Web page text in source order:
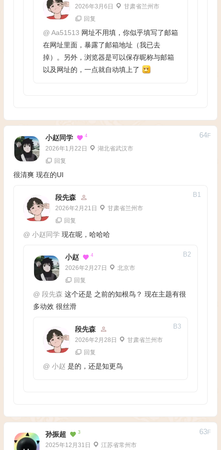
2026年3月6日 甘肃省兰州市
回复
@ Aa51513 网址不用填，你似乎填写了邮箱
在网址里面，暴露了邮箱地址（我已去
掉）。另外，浏览器是可以保存昵称与邮箱
以及网址的，一点就自动填上了
小赵同学 4
2026年1月22日 湖北省武汉市
64F
回复
很清爽 现在的UI
段先森
2026年2月21日 甘肃省兰州市
B1
回复
@ 小赵同学 现在呢，哈哈哈
小赵 4
2026年2月27日 北京市
B2
回复
@ 段先森 这个还是 之前的知根鸟？ 现在主题有很
多动效 很丝滑
段先森
2026年2月28日 甘肃省兰州市
B3
回复
@ 小赵 是的，还是知更鸟
孙振超 3
2025年12月31日 江苏省常州市
63F